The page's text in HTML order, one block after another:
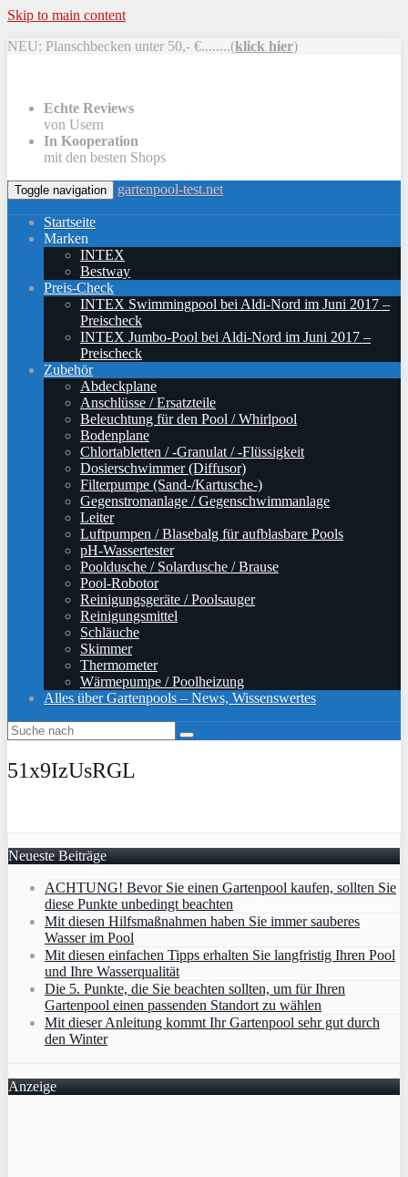
Skip to main content
NEU: Planschbecken unter 50,- €........(klick hier)
Echte Reviews
von Usern
In Kooperation
mit den besten Shops
Toggle navigation gartenpool-test.net
Startseite
Marken
INTEX
Bestway
Preis-Check
INTEX Swimmingpool bei Aldi-Nord im Juni 2017 –
Preischeck
INTEX Jumbo-Pool bei Aldi-Nord im Juni 2017 –
Preischeck
Zubehör
Abdeckplane
Anschlüsse / Ersatzteile
Beleuchtung für den Pool / Whirlpool
Bodenplane
Chlortabletten / -Granulat / -Flüssigkeit
Dosierschwimmer (Diffusor)
Filterpumpe (Sand-/Kartusche-)
Gegenstromanlage / Gegenschwimmanlage
Leiter
Luftpumpen / Blasebalg für aufblasbare Pools
pH-Wassertester
Pooldusche / Solardusche / Brause
Pool-Robotor
Reinigungsgeräte / Poolsauger
Reinigungsmittel
Schläuche
Skimmer
Thermometer
Wärmepumpe / Poolheizung
Alles über Gartenpools – News, Wissenswertes
51x9IzUsRGL
Neueste Beiträge
ACHTUNG! Bevor Sie einen Gartenpool kaufen, sollten Sie
diese Punkte unbedingt beachten
Mit diesen Hilfsmaßnahmen haben Sie immer sauberes
Wasser im Pool
Mit diesen einfachen Tipps erhalten Sie langfristig Ihren Pool
und Ihre Wasserqualität
Die 5. Punkte, die Sie beachten sollten, um für Ihren
Gartenpool einen passenden Standort zu wählen
Mit dieser Anleitung kommt Ihr Gartenpool sehr gut durch
den Winter
Anzeige